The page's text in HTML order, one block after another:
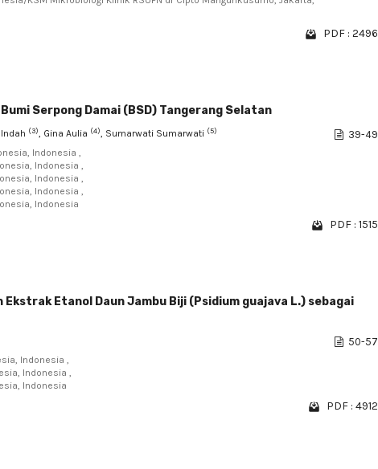
PDF : 2496
Serpong Damai (BSD) Tangerang Selatan
(3), Gina Aulia (4), Sumarwati Sumarwati (5)
Indonesia ,
Indonesia ,
Indonesia ,
Indonesia ,
Indonesia
39-49
PDF : 1515
Etanol Daun Jambu Biji (Psidium guajava L.) sebagai
Indonesia ,
Indonesia ,
Indonesia
50-57
PDF : 4912